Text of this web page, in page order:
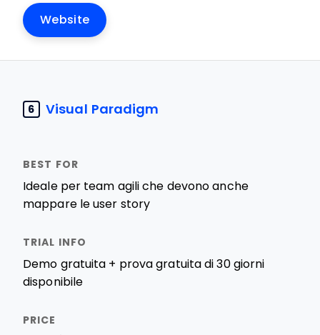
Website
6 Visual Paradigm
Ideale per team agili che devono anche
mappare le user story
Demo gratuita + prova gratuita di 30 giorni
disponibile